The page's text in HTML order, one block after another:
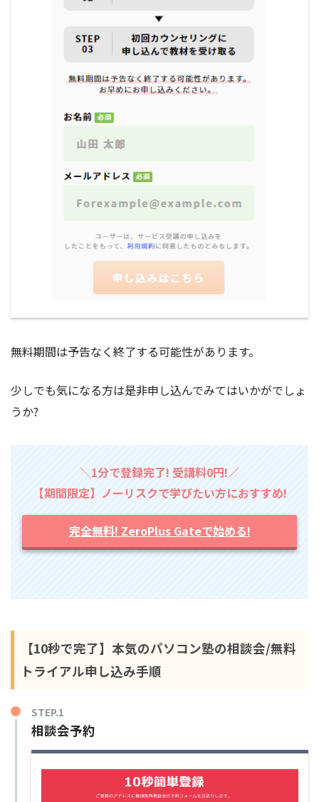
無料期間は予告なく終了する可能性があります。
少しでも気になる方は是非申し込んでみてはいかがでしょ
うか?
＼1分で登録完了! 受講料0円!／
【期間限定】ノーリスクで学びたい方におすすめ!
完全無料! ZeroPlus Gateで始める!
【10秒で完了】本気のパソコン塾の相談会/無料
トライアル申し込み手順
STEP.1
相談会予約